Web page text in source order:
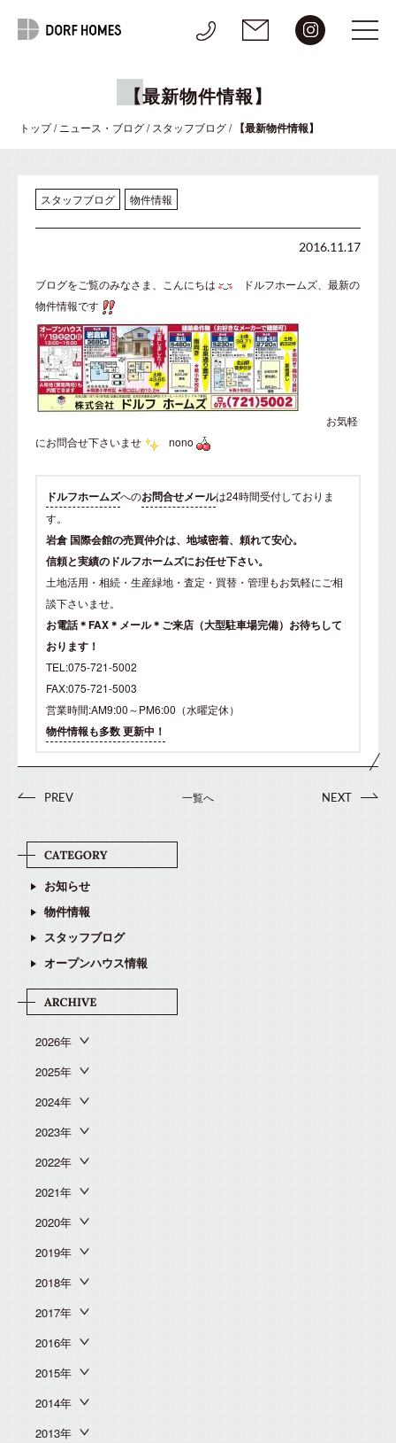
【最新物件情報】
トップ/ ニュース・ブログ/ スタッフブログ/ 【最新物件情報】
スタッフブログ 物件情報
2016.11.17
ブログをご覧のみなさま、こんにちは
ドルフホームズ、最新の
物件情報です
お気軽
にお問合せ下さいませ
nono
ドルフホームズへのお問合せメールは24時間受付しておりま
す。
岩倉 国際会館の売買仲介は、地域密着、頼れて安心。
信頼と実績のドルフホームズにお任せ下さい。
土地活用・相続・生産緑地・査定・買替・管理もお気軽にご相
談下さいませ。
お電話＊FAX＊メール＊ご来店（大型駐車場完備）お待ちして
おります！
TEL:075-721-5002
FAX:075-721-5003
営業時間:AM9:00～PM6:00（水曜定休）
物件情報も多数 更新中！
PREV 一覧へ NEXT
お知らせ
物件情報
スタッフブログ
オープンハウス情報
2026年
2025年
2024年
2023年
2022年
2021年
2020年
2019年
2018年
2017年
2016年
2015年
2014年
2013年